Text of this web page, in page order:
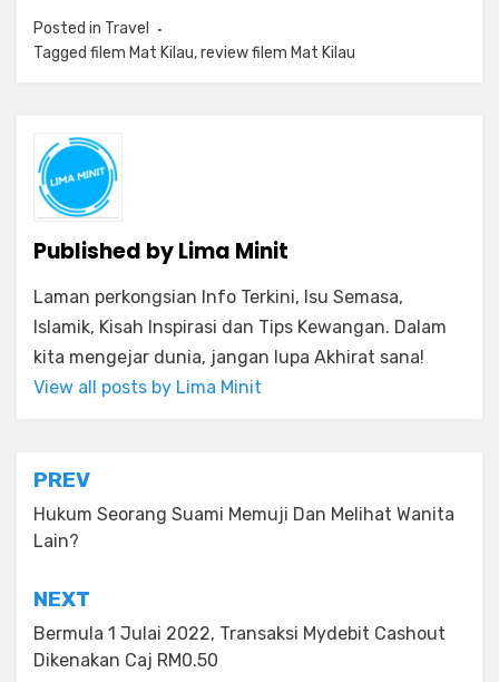
Posted in Travel
Tagged filem Mat Kilau,review filem Mat Kilau
Published byLima Minit
Laman perkongsian Info Terkini, Isu Semasa,
Islamik, Kisah Inspirasi dan Tips Kewangan. Dalam
kita mengejar dunia, jangan lupa Akhirat sana!
View all posts by Lima Minit
Post
navigation
PREV
Hukum Seorang Suami Memuji Dan Melihat Wanita
Lain?
NEXT
Bermula 1 Julai 2022, Transaksi Mydebit Cashout
Dikenakan Caj RM0.50